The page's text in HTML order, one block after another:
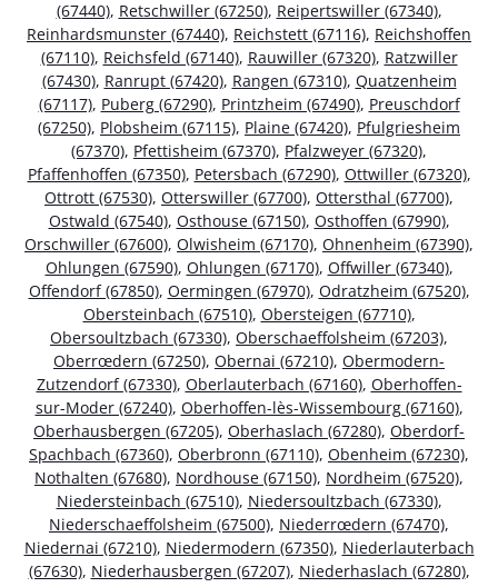
(67440), Retschwiller (67250), Reipertswiller (67340),
Reinhardsmunster (67440), Reichstett (67116), Reichshoffen
(67110), Reichsfeld (67140), Rauwiller (67320), Ratzwiller
(67430), Ranrupt (67420), Rangen (67310), Quatzenheim
(67117), Puberg (67290), Printzheim (67490), Preuschdorf
(67250), Plobsheim (67115), Plaine (67420), Pfulgriesheim
(67370), Pfettisheim (67370), Pfalzweyer (67320),
Pfaffenhoffen (67350), Petersbach (67290), Ottwiller (67320),
Ottrott (67530), Otterswiller (67700), Ottersthal (67700),
Ostwald (67540), Osthouse (67150), Osthoffen (67990),
Orschwiller (67600), Olwisheim (67170), Ohnenheim (67390),
Ohlungen (67590), Ohlungen (67170), Offwiller (67340),
Offendorf (67850), Oermingen (67970), Odratzheim (67520),
Obersteinbach (67510), Obersteigen (67710),
Obersoultzbach (67330), Oberschaeffolsheim (67203),
Oberrœdern (67250), Obernai (67210), Obermodern-
Zutzendorf (67330), Oberlauterbach (67160), Oberhoffen-
sur-Moder (67240), Oberhoffen-lès-Wissembourg (67160),
Oberhausbergen (67205), Oberhaslach (67280), Oberdorf-
Spachbach (67360), Oberbronn (67110), Obenheim (67230),
Nothalten (67680), Nordhouse (67150), Nordheim (67520),
Niedersteinbach (67510), Niedersoultzbach (67330),
Niederschaeffolsheim (67500), Niederrœdern (67470),
Niedernai (67210), Niedermodern (67350), Niederlauterbach
(67630), Niederhausbergen (67207), Niederhaslach (67280),